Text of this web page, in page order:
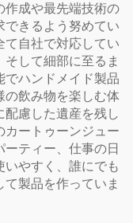
作成や最先端技術の
きるよう努めてい
て自社で対応してい
して細部に至るま
でハンドメイド製品
の飲み物を楽しむ体
慮した遺産を残し
カートゥーンジュー
ティー、仕事の日
やすく、誰にでも
製品を作っていま